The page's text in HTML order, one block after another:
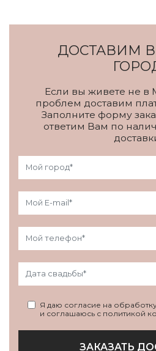
ДОСТАВИМ
Если вы живете не в
проблем доставим
Заполните форму
ответим Вам по
Я даю согласие на
и соглашаюсь с политикой
ЗАКАЗАТЬ